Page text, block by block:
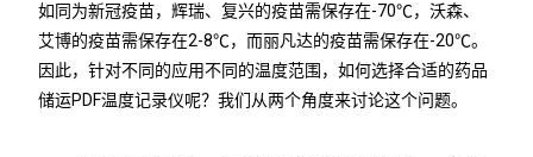
如同为新冠疫苗，辉瑞、复兴的疫苗需保存在-70℃，沃森、
艾博的疫苗需保存在2-8℃，而丽凡达的疫苗需保存在-20℃。
因此，针对不同的应用不同的温度范围，如何选择合适的药品
储运PDF温度记录仪呢？我们从两个角度来讨论这个问题。